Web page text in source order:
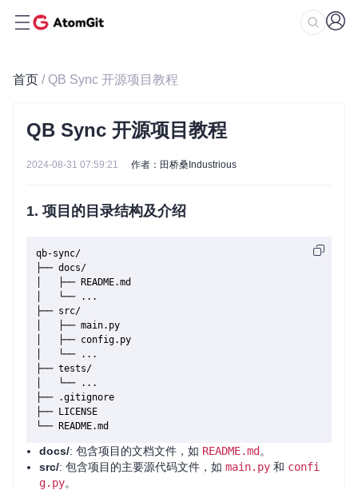
首页 / QB Sync 开源项目教程
QB Sync 开源项目教程
2024-08-31 07:59:21 作者：田桥桑Industrious
1. 项目的目录结构及介绍
qb-sync/
├── docs/
│   ├── README.md
│   └── ...
├── src/
│   ├── main.py
│   ├── config.py
│   └── ...
├── tests/
│   └── ...
├── .gitignore
├── LICENSE
docs/: 包含项目的文档文件，如 README.md 。
src/: 包含项目的主要源代码文件，如 main.py 和 confi
g.py。